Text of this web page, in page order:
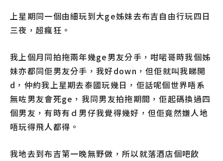
上星期同一個由細玩到大ge姊妹去布吉自由行玩四日
三夜，超瘋狂。
我上個月同拍拖兩年幾ge男友分手，咁啱哥時我個姊
妹亦都同佢男友分手，我好down，但佢就叫我睇開
d，仲約我上星期去泰國玩幾日，佢話呢個世界唔系
無咗男友會死ge，我同男友拍拖期間，佢起碼換過四
個男友，有時有ｄ男仔我覺得幾好，但佢竟然嫌人地
唔玩得飛人都得。
我地去到布吉第一晚無野做，所以就落酒店個吧飲